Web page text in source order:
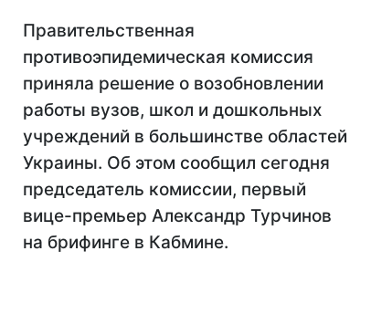
Правительственная
противоэпидемическая комиссия
приняла решение о возобновлении
работы вузов, школ и дошкольных
учреждений в большинстве областей
Украины. Об этом сообщил сегодня
председатель комиссии, первый
вице-премьер Александр Турчинов
на брифинге в Кабмине.